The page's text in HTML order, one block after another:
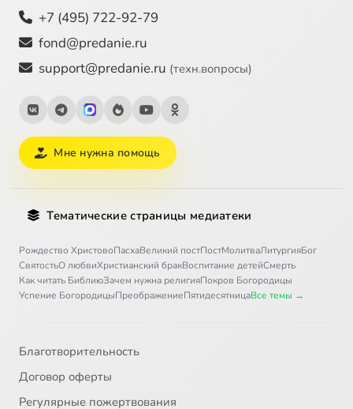
+7 (495) 722-92-79
fond@predanie.ru
support@predanie.ru (техн.вопросы)
Мне нужна помощь
Тематические страницы медиатеки
Рождество ХристовоПасхаВеликий постПостМолитваЛитургияБог
СвятостьО любвиХристианский бракВоспитание детейСмерть
Как читать БиблиюЗачем нужна религияПокров Богородицы
Успение БогородицыПреображениеПятидесятницаВсе темы →
Благотворительность
Договор оферты
Регулярные пожертвования